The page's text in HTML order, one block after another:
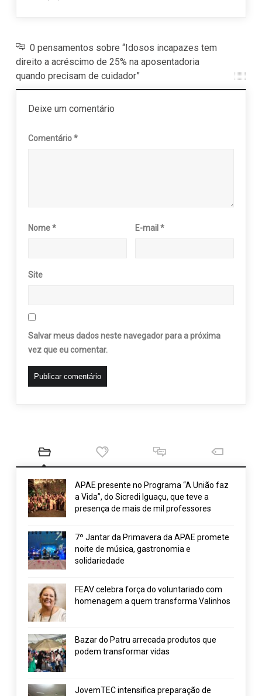
0 pensamentos sobre “Idosos incapazes tem
direito a acréscimo de 25% na aposentadoria
quando precisam de cuidador”
Deixe um comentário
Comentário*
Nome* E-mail*
Site
Salvar meus dados neste navegador para a próxima
vez que eu comentar.
APAE presente no Programa “A União faz
a Vida”, do Sicredi Iguaçu, que teve a
presença de mais de mil professores
7º Jantar da Primavera da APAE promete
noite de música, gastronomia e
solidariedade
FEAV celebra força do voluntariado com
homenagem a quem transforma Valinhos
Bazar do Patru arrecada produtos que
podem transformar vidas
JovemTEC intensifica preparação de